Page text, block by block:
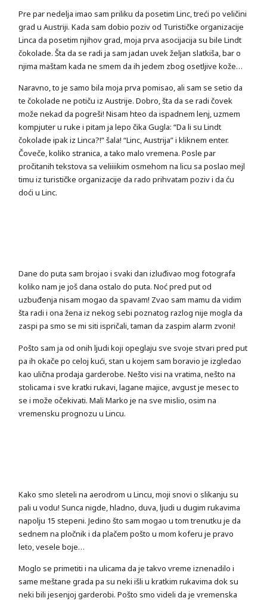
Pre par nedelja imao sam priliku da posetim Linc, treći po veličini
grad u Austriji. Kada sam dobio poziv od Turističke organizacije
Linca da posetim njihov grad, moja prva asocijacija su bile Lindt
čokolade. Šta da se radi ja sam jadan uvek željan slatkiša, bar o
njima maštam kada ne smem da ih jedem zbog osetljive kože…
Naravno, to je samo bila moja prva pomisao, ali sam se setio da
te čokolade ne potiču iz Austrije. Dobro, šta da se radi čovek
može nekad da pogreši! Nisam hteo da ispadnem lenj, uzmem
kompjuter u ruke i pitam ja lepo čika Gugla: “Da li su Lindt
čokolade ipak iz Linca?!” šala! “Linc, Austrija” i kliknem enter.
Čoveče, koliko stranica, a tako malo vremena. Posle par
pročitanih tekstova sa veliiiikim osmehom na licu sa poslao mejl
timu iz turističke organizacije da rado prihvatam poziv i da ću
doći u Linc.
Dane do puta sam brojao i svaki dan izluđivao mog fotografa
koliko nam je još dana ostalo do puta. Noć pred put od
uzbuđenja nisam mogao da spavam! Zvao sam mamu da vidim
šta radi i ona žena iz nekog sebi poznatog razlog nije mogla da
zaspi pa smo se mi siti ispričali, taman da zaspim alarm zvoni!
Pošto sam ja od onih ljudi koji opeglaju sve svoje stvari pred put
pa ih okače po celoj kući, stan u kojem sam boravio je izgledao
kao ulična prodaja garderobe. Nešto visi na vratima, nešto na
stolicama i sve kratki rukavi, lagane majice, avgust je mesec to
se i može očekivati. Mali Marko je na sve mislio, osim na
vremensku prognozu u Lincu.
Kako smo sleteli na aerodrom u Lincu, moji snovi o slikanju su
pali u vodu! Sunca nigde, hladno, duva, ljudi u dugim rukavima
napolju 15 stepeni. Jedino što sam mogao u tom trenutku je da
sednem na pločnik i da plačem pošto u mom koferu je pravo
leto, vesele boje…
Moglo se primetiti i na ulicama da je takvo vreme iznenadilo i
same meštane grada pa su neki išli u kratkim rukavima dok su
neki bili jesenjoj garderobi. Pošto smo videli da je vremenska